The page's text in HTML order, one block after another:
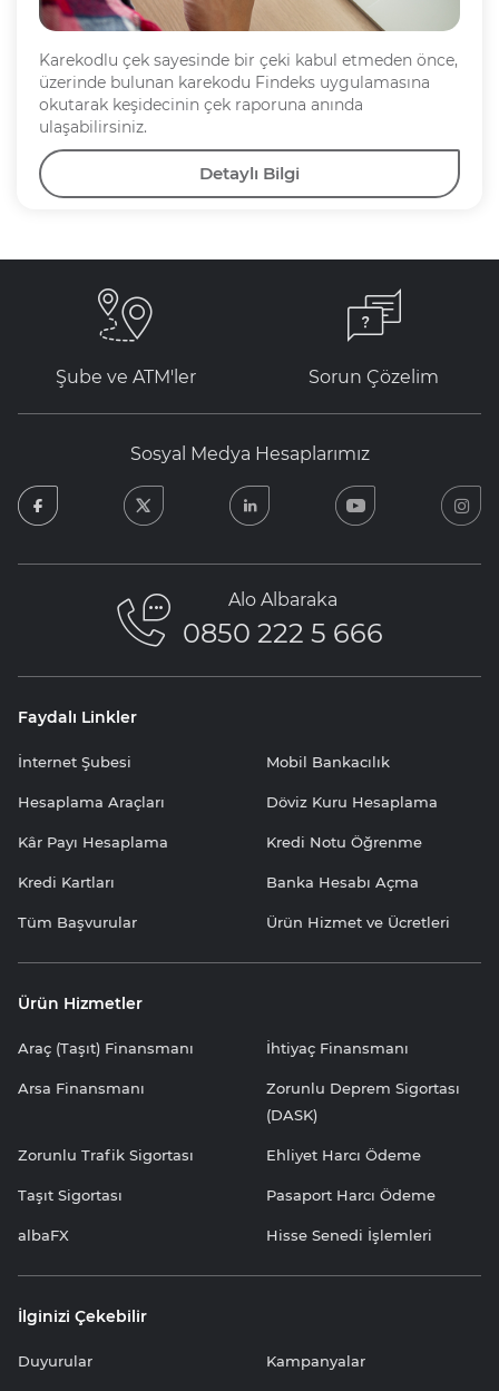
Karekodlu çek sayesinde bir çeki kabul etmeden önce,
üzerinde bulunan karekodu Findeks uygulamasına
okutarak keşidecinin çek raporuna anında
ulaşabilirsiniz.
Detaylı Bilgi
Şube ve ATM'ler Sorun Çözelim
Sosyal Medya Hesaplarımız
facebook
Alo Albaraka
0850 222 5 666
Faydalı Linkler
İnternet Şubesi Mobil Bankacılık
Hesaplama Araçları Döviz Kuru Hesaplama
Kâr Payı Hesaplama Kredi Notu Öğrenme
Kredi Kartları Banka Hesabı Açma
Tüm Başvurular Ürün Hizmet ve Ücretleri
Ürün Hizmetler
Araç (Taşıt) Finansmanı İhtiyaç Finansmanı
Arsa Finansmanı
Zorunlu Deprem Sigortası
(DASK)
Zorunlu Trafik Sigortası Ehliyet Harcı Ödeme
Taşıt Sigortası Pasaport Harcı Ödeme
albaFX Hisse Senedi İşlemleri
İlginizi Çekebilir
Duyurular Kampanyalar